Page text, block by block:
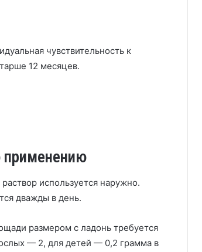
чувствительность к
12 месяцев.
применению
используется наружно.
дважды в день.
размером с ладонь требуется
— 2, для детей — 0,2 грамма в